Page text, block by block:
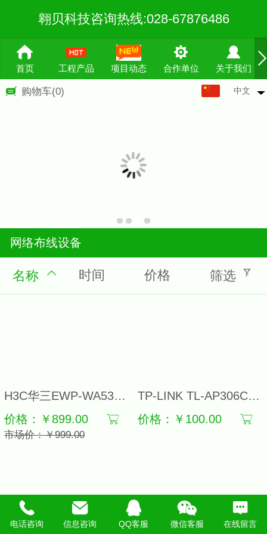
翱贝科技咨询热线:028-67876486
首页 工程产品 项目动态 合作单位 关于我们
购物车(0) 中文
网络布线设备
名称 时间 价格 筛选
H3C华三EWP-WA5320-C-FIT室内放装型双频智能企业wifi无线接入点 无线AP
价格：￥899.00
市场价：￥999.00
TP-LINK TL-AP306C-PoE 吸顶式无线AP 企业酒店商场家用WiFi无缝覆盖 POE网线供电 300M吊顶式无线WiFi路由器
价格：￥100.00
电话咨询 信息咨询 QQ客服 微信客服 在线留言